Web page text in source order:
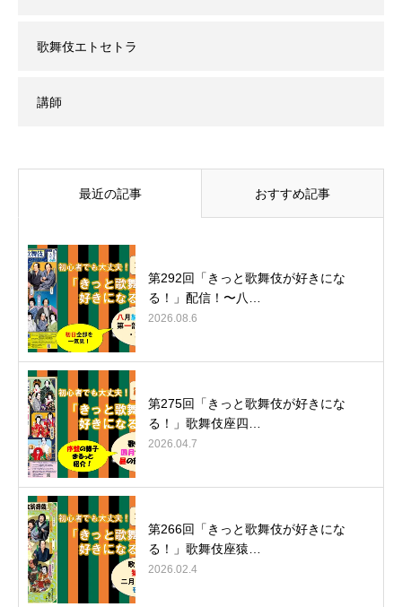
歌舞伎エトセトラ
講師
最近の記事 おすすめ記事
第292回「きっと歌舞伎が好きにな
る！」配信！〜八…
2026.08.6
第275回「きっと歌舞伎が好きにな
る！」歌舞伎座四…
2026.04.7
第266回「きっと歌舞伎が好きにな
る！」歌舞伎座猿…
2026.02.4